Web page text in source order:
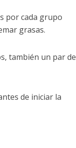
por cada grupo
grasas.
también un par de
de iniciar la